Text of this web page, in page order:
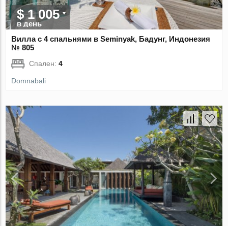
$ 1 005
в день
Вилла с 4 спальнями в Seminyak, Бадунг, Индонезия
№ 805
Спален:4
Domnabali